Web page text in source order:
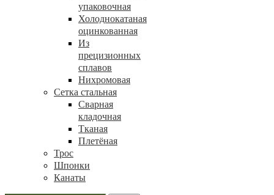
упаковочная
Холоднокатаная
оцинкованная
Из
прецизионных
сплавов
Нихромовая
Сетка стальная
Сварная
кладочная
Тканая
Плетёная
Трос
Шпонки
Канаты